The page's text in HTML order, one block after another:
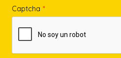
Captcha *